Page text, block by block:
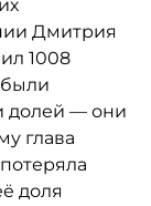
Дмитрия
1008
долей — они
глава
доля